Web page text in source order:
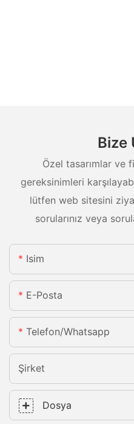
Bize
Özel tasarımlar ve
gereksinimleri
lütfen web sitesini
sorularınız veya
Isim
E-Posta
Telefon/whatsapp
Şirket
Dosya